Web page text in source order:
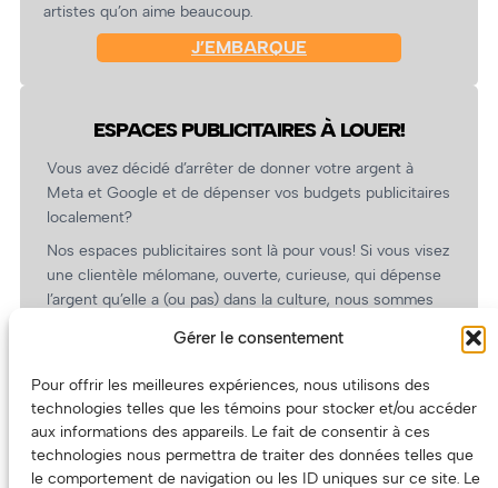
Gérer le consentement
Pour offrir les meilleures expériences, nous utilisons des
technologies telles que les témoins pour stocker et/ou accéder
aux informations des appareils. Le fait de consentir à ces
technologies nous permettra de traiter des données telles que
le comportement de navigation ou les ID uniques sur ce site. Le
artistes qu’on aime beaucoup.
J’EMBARQUE
ESPACES PUBLICITAIRES À LOUER!
Vous avez décidé d’arrêter de donner votre argent à
Meta et Google et de dépenser vos budgets publicitaires
localement?
Nos espaces publicitaires sont là pour vous! Si vous visez
une clientèle mélomane, ouverte, curieuse, qui dépense
l’argent qu’elle a (ou pas) dans la culture, nous sommes
revient.
(Oui, on va avoir des tarifs spéciaux pour vous, les
artistes!)